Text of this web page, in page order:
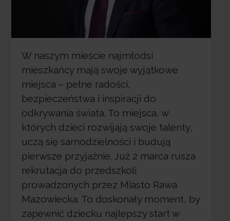
W naszym mieście najmłodsi
mieszkańcy mają swoje wyjątkowe
miejsca – pełne radości,
bezpieczeństwa i inspiracji do
odkrywania świata. To miejsca, w
których dzieci rozwijają swoje talenty,
uczą się samodzielności i budują
pierwsze przyjaźnie. Już 2 marca rusza
rekrutacja do przedszkoli
prowadzonych przez Miasto Rawa
Mazowiecka. To doskonały moment, by
zapewnić dziecku najlepszy start w